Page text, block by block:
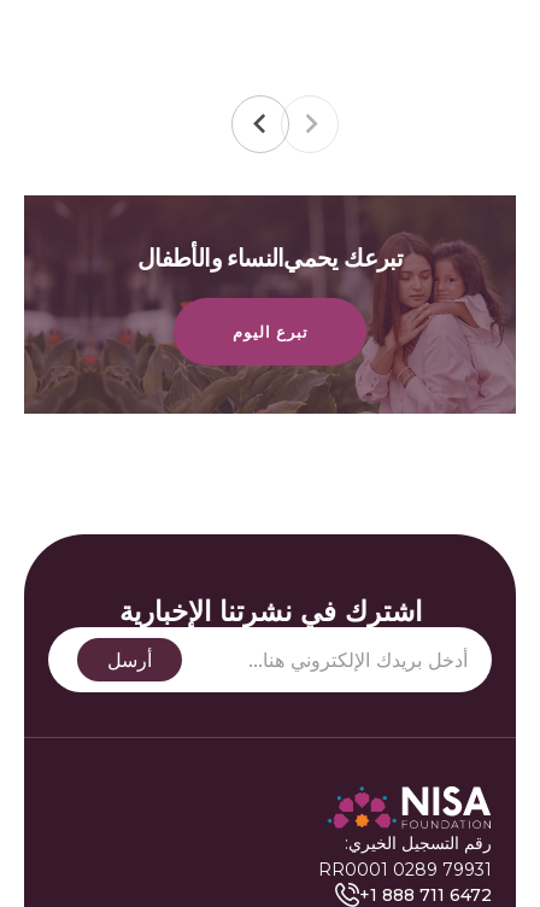
تبرعك يحمي النساء والأطفال
تبرع اليوم
اشترك في نشرتنا الإخبارية
رقم التسجيل الخيري:
79931 0289 RR0001
+1 888 711 6472